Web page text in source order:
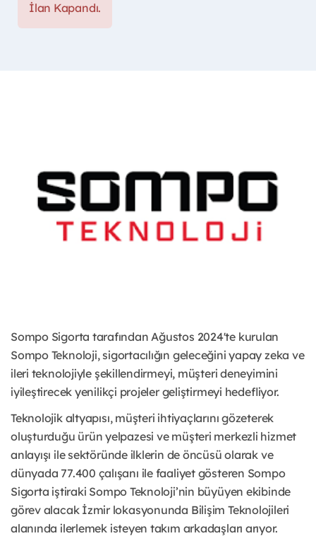
İlan Kapandı.
Sompo Sigorta tarafından Ağustos 2024'te kurulan
Sompo Teknoloji, sigortacılığın geleceğini yapay zeka ve
ileri teknolojiyle şekillendirmeyi, müşteri deneyimini
iyileştirecek yenilikçi projeler geliştirmeyi hedefliyor.
Teknolojik altyapısı, müşteri ihtiyaçlarını gözeterek
oluşturduğu ürün yelpazesi ve müşteri merkezli hizmet
anlayışı ile sektöründe ilklerin de öncüsü olarak ve
dünyada 77.400 çalışanı ile faaliyet gösteren Sompo
Sigorta iştiraki Sompo Teknoloji’nin büyüyen ekibinde
görev alacak İzmir lokasyonunda Bilişim Teknolojileri
alanında ilerlemek isteyen takım arkadaşları arıyor.